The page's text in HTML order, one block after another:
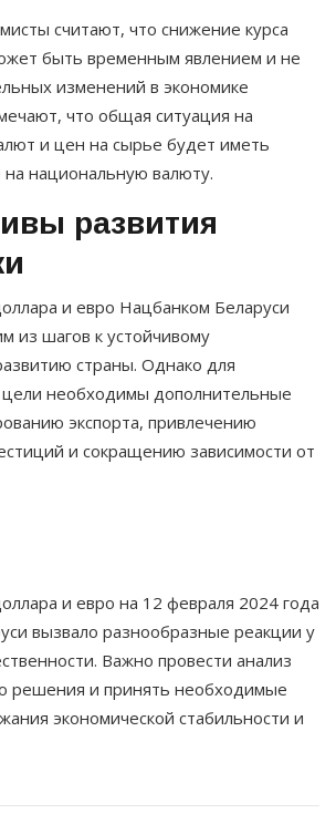
считают, что снижение курса
быть временным явлением и не
изменений в экономике
что общая ситуация на
и цен на сырье будет иметь
национальную валюту.
развития
и евро Нацбанком Беларуси
из шагов к устойчивому
страны. Однако для
необходимы дополнительные
экспорта, привлечению
и сокращению зависимости от
и евро на 12 февраля 2024 года
вызвало разнообразные реакции у
Важно провести анализ
решения и принять необходимые
экономической стабильности и